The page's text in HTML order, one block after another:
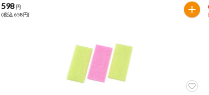
598 円
(税込 658円)